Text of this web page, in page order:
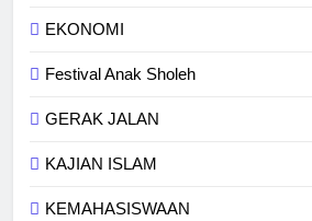
EKONOMI
Festival Anak Sholeh
GERAK JALAN
KAJIAN ISLAM
KEMAHASISWAAN